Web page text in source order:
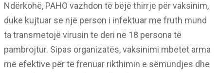
Ndërkohë, PAHO vazhdon të bëjë thirrje për vaksinim,
duke kujtuar se një person i infektuar me fruth mund
ta transmetojë virusin te deri në 18 persona të
pambrojtur. Sipas organizatës, vaksinimi mbetet arma
më efektive për të frenuar rikthimin e sëmundjes dhe